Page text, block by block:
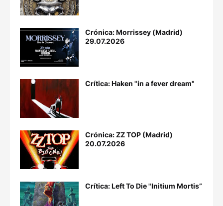
Crónica: Morrissey (Madrid)
29.07.2026
Crítica: Haken "in a fever dream"
Crónica: ZZ TOP (Madrid)
20.07.2026
Crítica: Left To Die "Initium Mortis”